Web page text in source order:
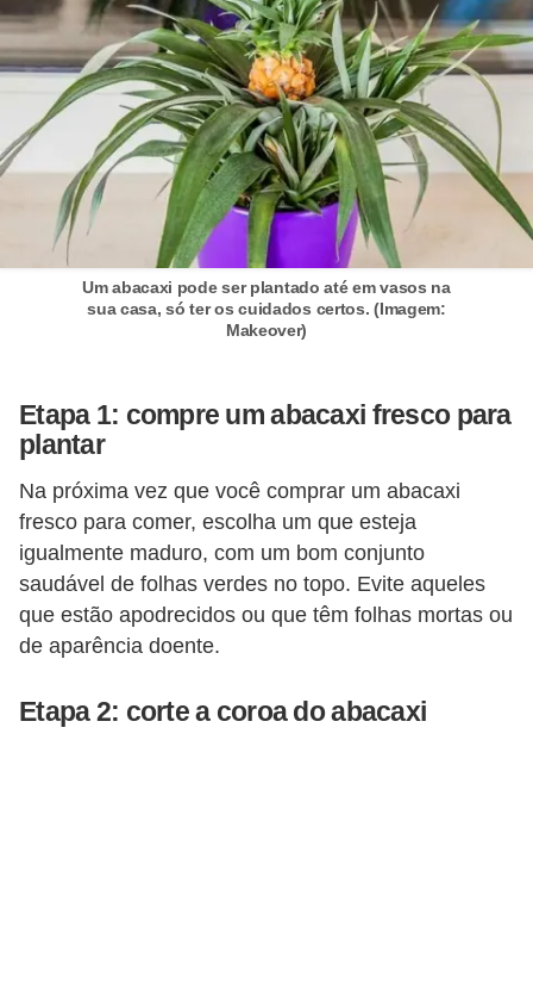
Um abacaxi pode ser plantado até em vasos na
sua casa, só ter os cuidados certos. (Imagem:
Makeover)
Etapa 1: compre um abacaxi fresco para
plantar
Na próxima vez que você comprar um abacaxi
fresco para comer, escolha um que esteja
igualmente maduro, com um bom conjunto
saudável de folhas verdes no topo. Evite aqueles
que estão apodrecidos ou que têm folhas mortas ou
de aparência doente.
Etapa 2: corte a coroa do abacaxi
í
l
o
S
í
o
e
c
o
n
o
í